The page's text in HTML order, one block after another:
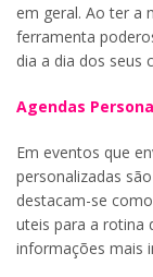
em geral. Ao ter a
ferramenta
dia a dia dos seus
Agendas
Em eventos que
personalizadas
destacam-se
uteis para a rotina
informações mais